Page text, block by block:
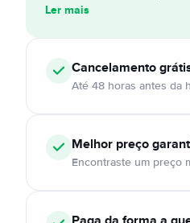
Ler mais
Cancelamento
Até 48 horas antes da
Melhor preço
Encontraste um preço